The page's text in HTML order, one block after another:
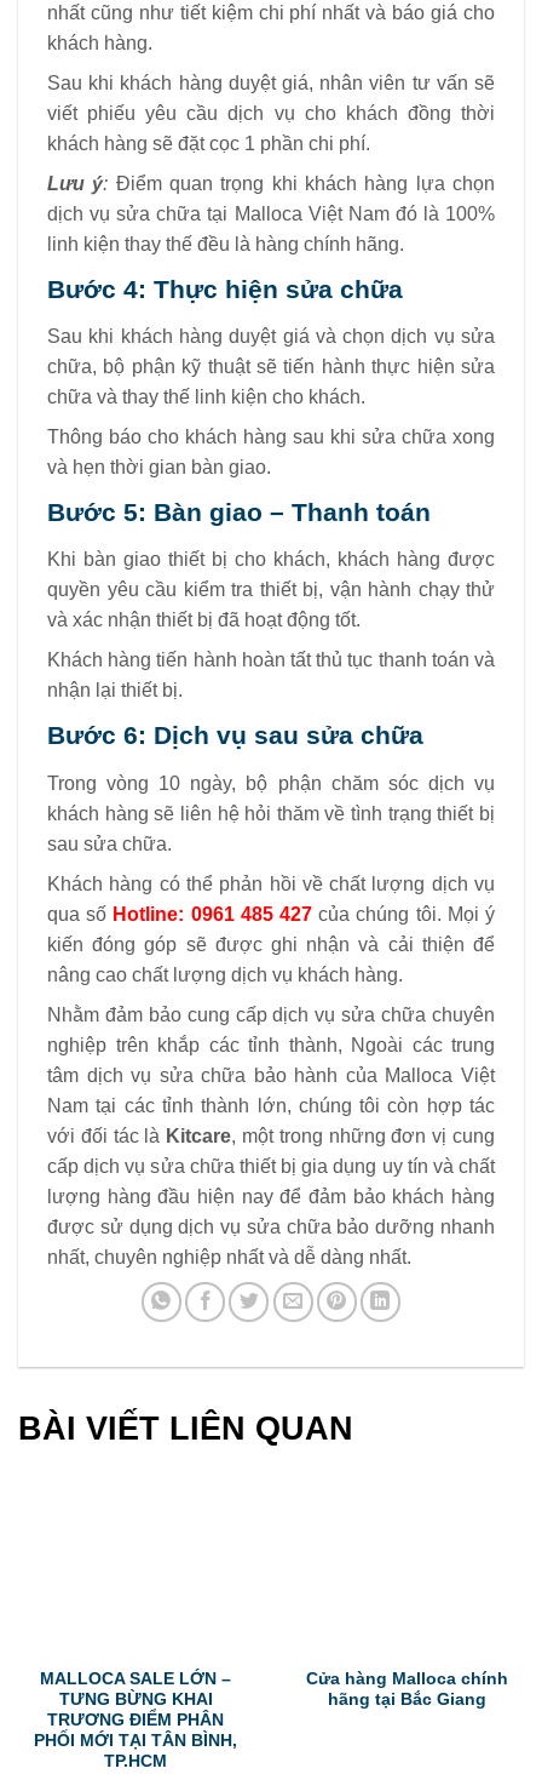
nhất cũng như tiết kiệm chi phí nhất và báo giá cho
khách hàng.
Sau khi khách hàng duyệt giá, nhân viên tư vấn sẽ
viết phiếu yêu cầu dịch vụ cho khách đồng thời
khách hàng sẽ đặt cọc 1 phần chi phí.
Lưu ý: Điểm quan trọng khi khách hàng lựa chọn
dịch vụ sửa chữa tại Malloca Việt Nam đó là 100%
linh kiện thay thế đều là hàng chính hãng.
Bước 4: Thực hiện sửa chữa
Sau khi khách hàng duyệt giá và chọn dịch vụ sửa
chữa, bộ phận kỹ thuật sẽ tiến hành thực hiện sửa
chữa và thay thế linh kiện cho khách.
Thông báo cho khách hàng sau khi sửa chữa xong
và hẹn thời gian bàn giao.
Bước 5: Bàn giao – Thanh toán
Khi bàn giao thiết bị cho khách, khách hàng được
quyền yêu cầu kiểm tra thiết bị, vận hành chạy thử
và xác nhận thiết bị đã hoạt động tốt.
Khách hàng tiến hành hoàn tất thủ tục thanh toán và
nhận lại thiết bị.
Bước 6: Dịch vụ sau sửa chữa
Trong vòng 10 ngày, bộ phận chăm sóc dịch vụ
khách hàng sẽ liên hệ hỏi thăm về tình trạng thiết bị
sau sửa chữa.
Khách hàng có thể phản hồi về chất lượng dịch vụ
qua số Hotline: 0961 485 427 của chúng tôi. Mọi ý
kiến đóng góp sẽ được ghi nhận và cải thiện để
nâng cao chất lượng dịch vụ khách hàng.
Nhằm đảm bảo cung cấp dịch vụ sửa chữa chuyên
nghiệp trên khắp các tỉnh thành, Ngoài các trung
tâm dịch vụ sửa chữa bảo hành của Malloca Việt
Nam tại các tỉnh thành lớn, chúng tôi còn hợp tác
với đối tác là Kitcare, một trong những đơn vị cung
cấp dịch vụ sửa chữa thiết bị gia dụng uy tín và chất
lượng hàng đầu hiện nay để đảm bảo khách hàng
được sử dụng dịch vụ sửa chữa bảo dưỡng nhanh
nhất, chuyên nghiệp nhất và dễ dàng nhất.
BÀI VIẾT LIÊN QUAN
MALLOCA SALE LỚN –
TƯNG BỪNG KHAI
TRƯƠNG ĐIỂM PHÂN
PHỐI MỚI TẠI TÂN BÌNH,
TP.HCM
Cửa hàng Malloca chính
hãng tại Bắc Giang